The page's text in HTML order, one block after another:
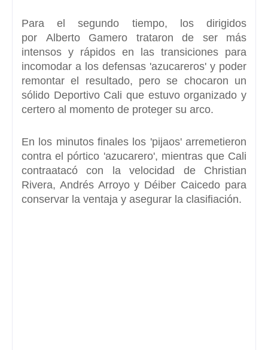
Para el segundo tiempo, los dirigidos
por Alberto Gamero trataron de ser más
intensos y rápidos en las transiciones para
incomodar a los defensas 'azucareros' y poder
remontar el resultado, pero se chocaron un
sólido Deportivo Calique estuvo organizado y
certero al momento de proteger su arco.
En los minutos finales los 'pijaos' arremetieron
contra el pórtico 'azucarero', mientras que Cali
contraatacó con la velocidad de Christian
Rivera, Andrés Arroyo y Déiber Caicedo para
conservar la ventaja y asegurar la clasifiación.